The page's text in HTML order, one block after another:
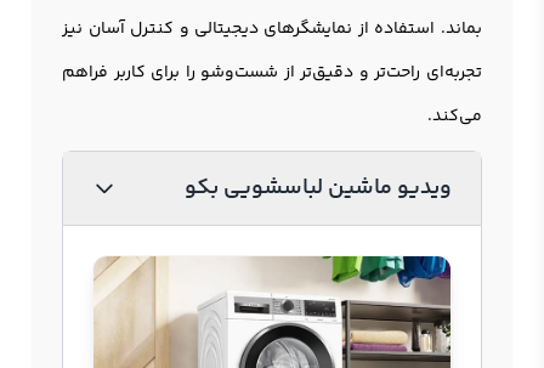
بماند. استفاده از نمایشگرهای دیجیتالی و کنترل آسان نیز
تجربه‌ای راحت‌تر و دقیق‌تر از شست‌وشو را برای کاربر فراهم
می‌کند.
ویدیو ماشین لباسشویی بکو